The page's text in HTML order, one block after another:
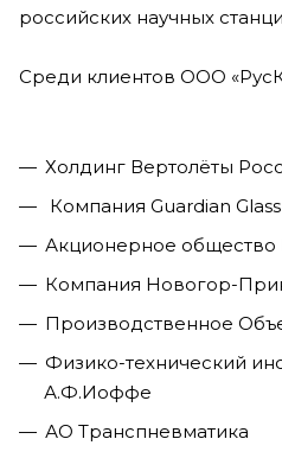
российских научных
Среди клиентов ООО
Холдинг Вертолёты
Компания Guardian Glass
Акционерное
Компания Новогор-
Производственное
Физико-технический
А.Ф.Иоффе
АО Транспневматика